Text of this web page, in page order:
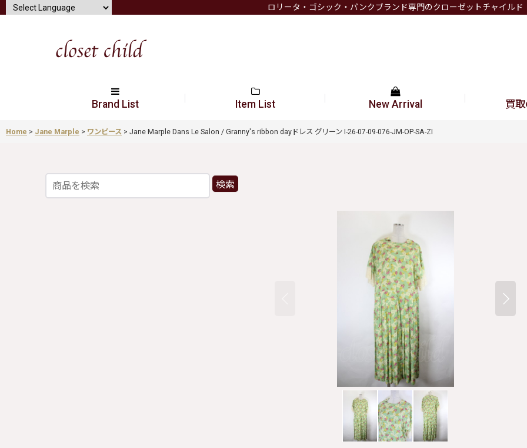
ロリータ・ゴシック・パンクブランド専門のクローゼットチャイルド
Brand List Item List New Arrival 買
Home > Jane Marple > ワンピース > Jane Marple Dans Le Salon / Granny's ribbon dayドレス グリーン I-26-07-09-076-JM-OP-SA-ZI
検索